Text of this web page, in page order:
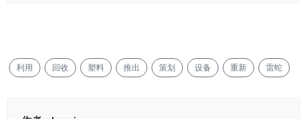
利用 回收 塑料 推出 策划 设备 重新 雷蛇